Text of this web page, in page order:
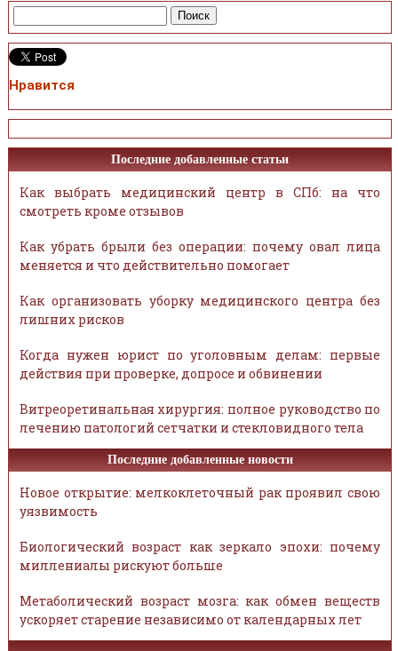
Нравится
Последние добавленные статьи
Как выбрать медицинский центр в СПб: на что
смотреть кроме отзывов
Как убрать брыли без операции: почему овал лица
меняется и что действительно помогает
Как организовать уборку медицинского центра без
лишних рисков
Когда нужен юрист по уголовным делам: первые
действия при проверке, допросе и обвинении
Витреоретинальная хирургия: полное руководство по
лечению патологий сетчатки и стекловидного тела
Последние добавленные новости
Новое открытие: мелкоклеточный рак проявил свою
уязвимость
Биологический возраст как зеркало эпохи: почему
миллениалы рискуют больше
Метаболический возраст мозга: как обмен веществ
ускоряет старение независимо от календарных лет